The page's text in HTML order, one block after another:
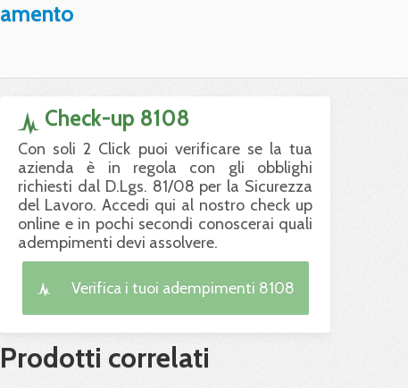
Check-up 8108
Con soli 2 Click puoi verificare se la tua
azienda è in regola con gli obblighi
richiesti dal D.Lgs. 81/08 per la Sicurezza
del Lavoro. Accedi qui al nostro check up
online e in pochi secondi conoscerai quali
adempimenti devi assolvere.
Verifica i tuoi adempimenti 8108
Prodotti correlati